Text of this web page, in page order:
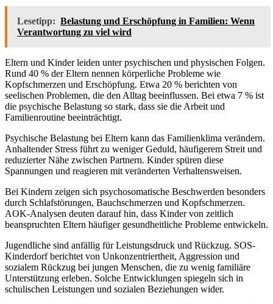
Lesetipp: Belastung und Erschöpfung in Familien: Wenn
Verantwortung zu viel wird
Eltern und Kinder leiden unter psychischen und physischen Folgen.
Rund 40 % der Eltern nennen körperliche Probleme wie
Kopfschmerzen und Erschöpfung. Etwa 20 % berichten von
seelischen Problemen, die den Alltag beeinflussen. Bei etwa 7 % ist
die psychische Belastung so stark, dass sie die Arbeit und
Familienroutine beeinträchtigt.
Psychische Belastung bei Eltern kann das Familienklima verändern.
Anhaltender Stress führt zu weniger Geduld, häufigerem Streit und
reduzierter Nähe zwischen Partnern. Kinder spüren diese
Spannungen und reagieren mit veränderten Verhaltensweisen.
Bei Kindern zeigen sich psychosomatische Beschwerden besonders
durch Schlafstörungen, Bauchschmerzen und Kopfschmerzen.
AOK-Analysen deuten darauf hin, dass Kinder von zeitlich
beanspruchten Eltern häufiger gesundheitliche Probleme entwickeln.
Jugendliche sind anfällig für Leistungsdruck und Rückzug. SOS-
Kinderdorf berichtet von Unkonzentriertheit, Aggression und
sozialem Rückzug bei jungen Menschen, die zu wenig familiäre
Unterstützung erleben. Solche Entwicklungen spiegeln sich in
schulischen Leistungen und sozialen Beziehungen wider.